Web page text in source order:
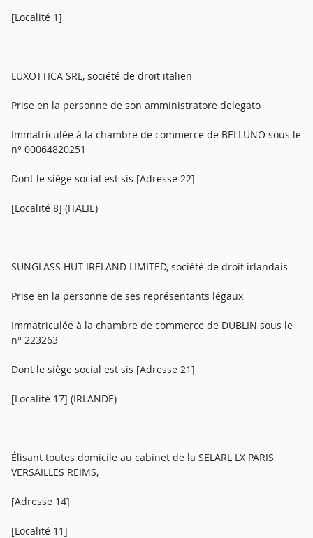
[Localité 1]
LUXOTTICA SRL, société de droit italien
Prise en la personne de son amministratore delegato
Immatriculée à la chambre de commerce de BELLUNO sous le
n° 00064820251
Dont le siège social est sis [Adresse 22]
[Localité 8] (ITALIE)
SUNGLASS HUT IRELAND LIMITED, société de droit irlandais
Prise en la personne de ses représentants légaux
Immatriculée à la chambre de commerce de DUBLIN sous le
n° 223263
Dont le siège social est sis [Adresse 21]
[Localité 17] (IRLANDE)
Élisant toutes domicile au cabinet de la SELARL LX PARIS
VERSAILLES REIMS,
[Adresse 14]
[Localité 11]